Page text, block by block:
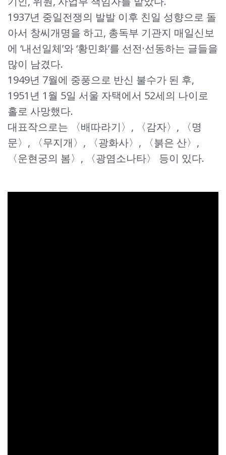
1937년 중일전쟁의 발발 이후 친일 성향으로 돌
아서 창씨개명을 하고, 총독부 기관지 매일신보
에 ‘내선일체’와 ‘황민화’를 선전·선동하는 글들을
많이 남겼다.
1949년 7월에 중풍으로 반신 불수가 된 후,
1951년 1월 5일 서울 자택에서 52세의 나이로
홀로 사망했다.
대표작으로는 〈배따라기〉, 〈감자〉, 〈명
문〉, 〈무지개〉, 〈광화사〉, 〈붉은 산〉,
〈운현궁의 봄〉, 〈광염소나타〉 등이 있다.